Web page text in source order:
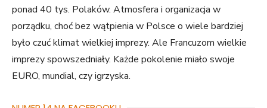
ponad 40 tys. Polaków. Atmosfera i organizacja w
porządku, choć bez wątpienia w Polsce o wiele bardziej
było czuć klimat wielkiej imprezy. Ale Francuzom wielkie
imprezy spowszedniały. Każde pokolenie miało swoje
EURO, mundial, czy igrzyska.